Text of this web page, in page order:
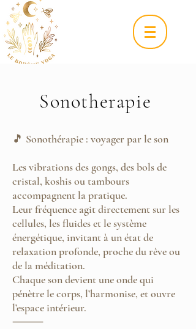
Sonotherapie
🎵 Sonothérapie : voyager par le son
Les vibrations des gongs, des bols de
cristal, koshis ou tambours
accompagnent la pratique.
Leur fréquence agit directement sur les
cellules, les fluides et le système
énergétique, invitant à un état de
relaxation profonde, proche du rêve ou
de la méditation.
Chaque son devient une onde qui
pénètre le corps, l’harmonise, et ouvre
l’espace intérieur.
⸻